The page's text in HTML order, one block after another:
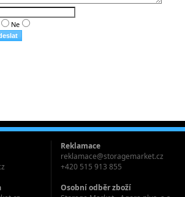
Ne
Reklamace
reklamace@storagemarket.cz
+420 515 913 855
Osobní odběr zboží